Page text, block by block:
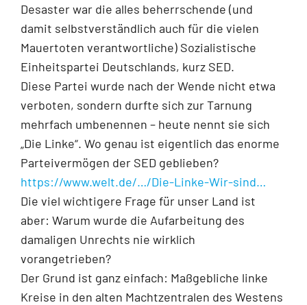
Desaster war die alles beherrschende (und
damit selbstverständlich auch für die vielen
Mauertoten verantwortliche) Sozialistische
Einheitspartei Deutschlands, kurz SED.
Diese Partei wurde nach der Wende nicht etwa
verboten, sondern durfte sich zur Tarnung
mehrfach umbenennen – heute nennt sie sich
„Die Linke“. Wo genau ist eigentlich das enorme
Parteivermögen der SED geblieben?
https://www.welt.de/…/Die-Linke-Wir-sind…
Die viel wichtigere Frage für unser Land ist
aber: Warum wurde die Aufarbeitung des
damaligen Unrechts nie wirklich
vorangetrieben?
Der Grund ist ganz einfach: Maßgebliche linke
Kreise in den alten Machtzentralen des Westens